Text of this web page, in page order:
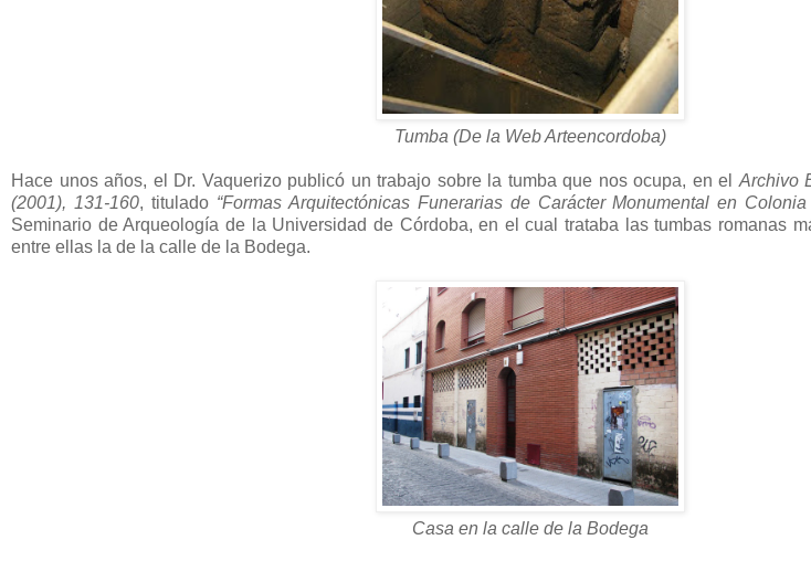
Tumba (De la Web Arteencordoba)
Hace unos años, el Dr. Vaquerizo publicó un trabajo sobre la tumba que nos ocupa, en el Archivo
(2001), 131-160, titulado “Formas Arquitectónicas Funerarias de Carácter Monumental en Colonia
Seminario de Arqueología de la Universidad de Córdoba, en el cual trataba las tumbas romanas
entre ellas la de la calle de la Bodega.
Casa en la calle de la Bodega